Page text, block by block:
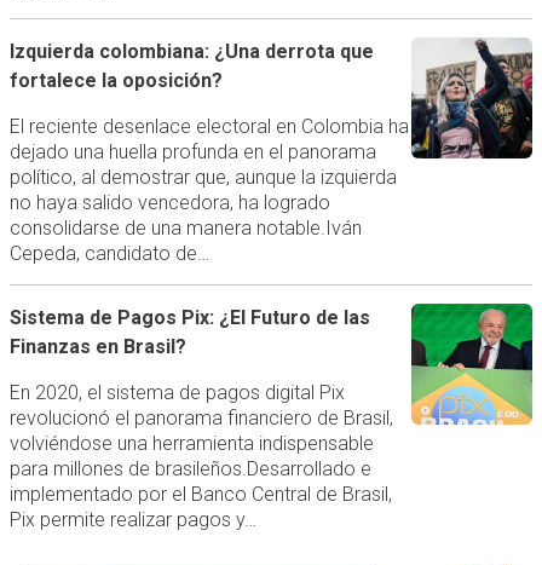
Izquierda colombiana: ¿Una derrota que
fortalece la oposición?
El reciente desenlace electoral en Colombia ha
dejado una huella profunda en el panorama
político, al demostrar que, aunque la izquierda
no haya salido vencedora, ha logrado
consolidarse de una manera notable.Iván
Cepeda, candidato de…
Sistema de Pagos Pix: ¿El Futuro de las
Finanzas en Brasil?
En 2020, el sistema de pagos digital Pix
revolucionó el panorama financiero de Brasil,
volviéndose una herramienta indispensable
para millones de brasileños.Desarrollado e
implementado por el Banco Central de Brasil,
Pix permite realizar pagos y…